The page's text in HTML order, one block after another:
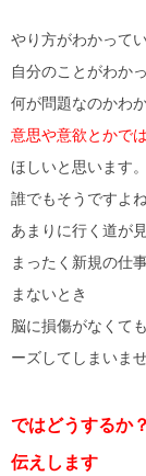
やり方がわかって
自分のことがわか
何が問題なのかわ
意思や意欲とかで
ほしいと思います。
誰でもそうですよね
あまりに行く道が
まったく新規の仕
まないとき
脳に損傷がなくて
ーズしてしまいま
ではどうするか
伝えします